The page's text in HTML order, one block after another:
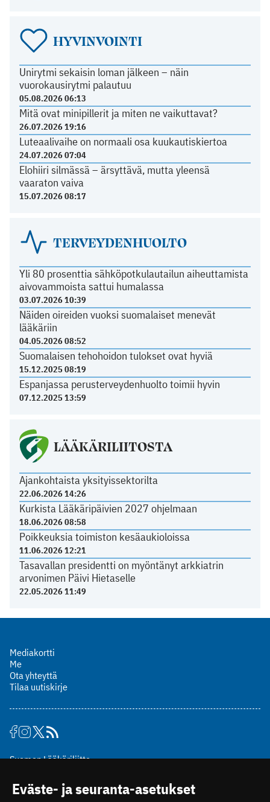
HYVINVOINTI
Unirytmi sekaisin loman jälkeen – näin
vuorokausirytmi palautuu
05.08.2026 06:13
Mitä ovat minipillerit ja miten ne vaikuttavat?
26.07.2026 19:16
Luteaalivaihe on normaali osa kuukautiskiertoa
24.07.2026 07:04
Elohiiri silmässä – ärsyttävä, mutta yleensä
vaaraton vaiva
15.07.2026 08:17
TERVEYDENHUOLTO
Yli 80 prosenttia sähköpotkulautailun aiheuttamista
aivovammoista sattui humalassa
03.07.2026 10:39
Näiden oireiden vuoksi suomalaiset menevät
lääkäriin
04.05.2026 08:52
Suomalaisen tehohoidon tulokset ovat hyviä
15.12.2025 08:19
Espanjassa perusterveydenhuolto toimii hyvin
07.12.2025 13:59
LÄÄKÄRILIITOSTA
Ajankohtaista yksityissektorilta
22.06.2026 14:26
Kurkista Lääkäripäivien 2027 ohjelmaan
18.06.2026 08:58
Poikkeuksia toimiston kesäaukioloissa
11.06.2026 12:21
Tasavallan presidentti on myöntänyt arkkiatrin
arvonimen Päivi Hietaselle
22.05.2026 11:49
Mediakortti
Me
Ota yhteyttä
Tilaa uutiskirje
Suomen Lääkäriliitto
00510 Helsinki
Eväste- ja seuranta-asetukset